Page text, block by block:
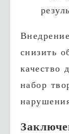
снизить
качество
набор